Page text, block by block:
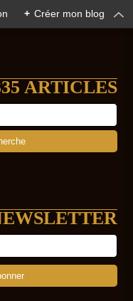
+ Créer mon blog
ARTICLES